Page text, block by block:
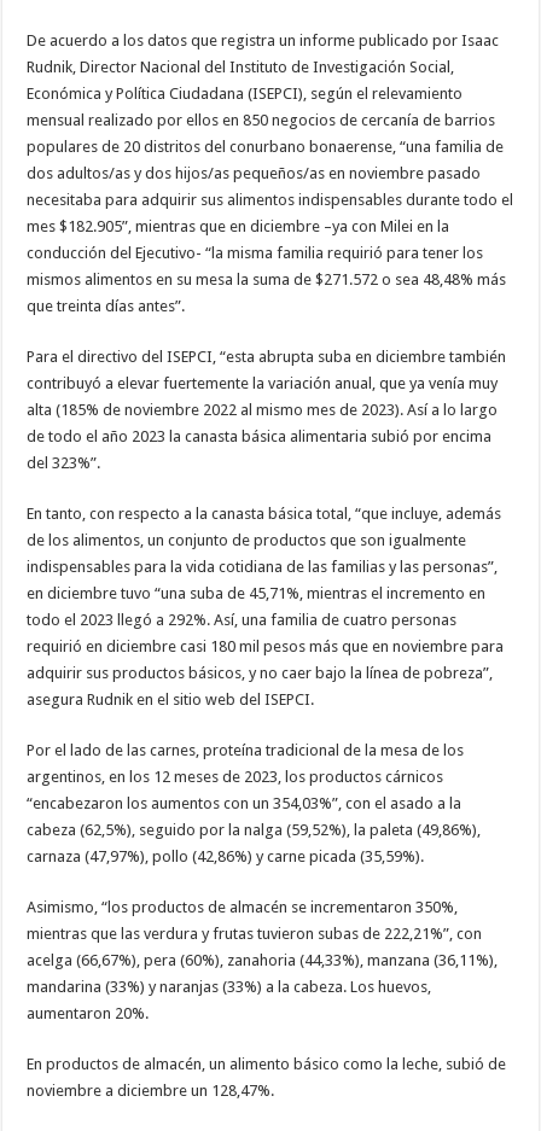
De acuerdo a los datos que registra un informe publicado por Isaac
Rudnik, Director Nacional del Instituto de Investigación Social,
Económica y Política Ciudadana (ISEPCI), según el relevamiento
mensual realizado por ellos en 850 negocios de cercanía de barrios
populares de 20 distritos del conurbano bonaerense, “una familia de
dos adultos/as y dos hijos/as pequeños/as en noviembre pasado
necesitaba para adquirir sus alimentos indispensables durante todo el
mes $182.905”, mientras que en diciembre –ya con Milei en la
conducción del Ejecutivo- “la misma familia requirió para tener los
mismos alimentos en su mesa la suma de $271.572 o sea 48,48% más
que treinta días antes”.
Para el directivo del ISEPCI, “esta abrupta suba en diciembre también
contribuyó a elevar fuertemente la variación anual, que ya venía muy
alta (185% de noviembre 2022 al mismo mes de 2023). Así a lo largo
de todo el año 2023 la canasta básica alimentaria subió por encima
del 323%”.
En tanto, con respecto a la canasta básica total, “que incluye, además
de los alimentos, un conjunto de productos que son igualmente
indispensables para la vida cotidiana de las familias y las personas”,
en diciembre tuvo “una suba de 45,71%, mientras el incremento en
todo el 2023 llegó a 292%. Así, una familia de cuatro personas
requirió en diciembre casi 180 mil pesos más que en noviembre para
adquirir sus productos básicos, y no caer bajo la línea de pobreza”,
asegura Rudnik en el sitio web del ISEPCI.
Por el lado de las carnes, proteína tradicional de la mesa de los
argentinos, en los 12 meses de 2023, los productos cárnicos
“encabezaron los aumentos con un 354,03%”, con el asado a la
cabeza (62,5%), seguido por la nalga (59,52%), la paleta (49,86%),
carnaza (47,97%), pollo (42,86%) y carne picada (35,59%).
Asimismo, “los productos de almacén se incrementaron 350%,
mientras que las verdura y frutas tuvieron subas de 222,21%”, con
acelga (66,67%), pera (60%), zanahoria (44,33%), manzana (36,11%),
mandarina (33%) y naranjas (33%) a la cabeza. Los huevos,
aumentaron 20%.
En productos de almacén, un alimento básico como la leche, subió de
noviembre a diciembre un 128,47%.